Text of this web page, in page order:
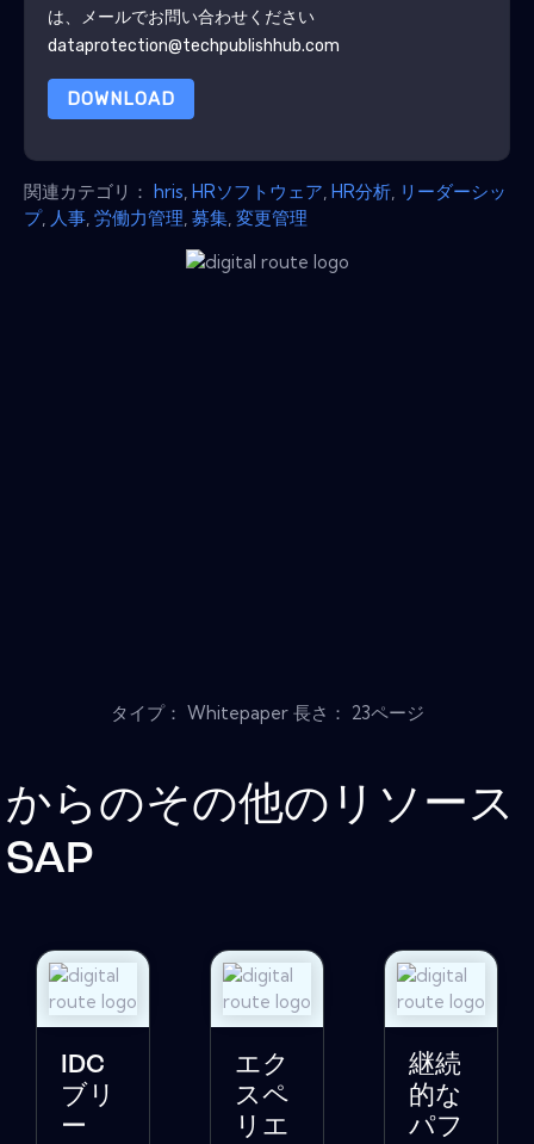
は、メールでお問い合わせください
dataprotection@techpublishhub.com
DOWNLOAD
関連カテゴリ： hris HRソフトウェア HR分析 リーダーシッ
プ, 人事 労働力管理 募集 変更管理
タイプ： Whitepaper 長さ： 23ページ
からのその他のリソース
SAP
IDC
ブリ
ー
エク
スペ
リエ
継続
的な
パフ